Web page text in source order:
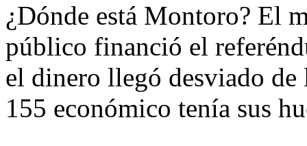
¿Dónde está Montoro? El
público financió el
el dinero llegó desviado
155 económico tenía sus